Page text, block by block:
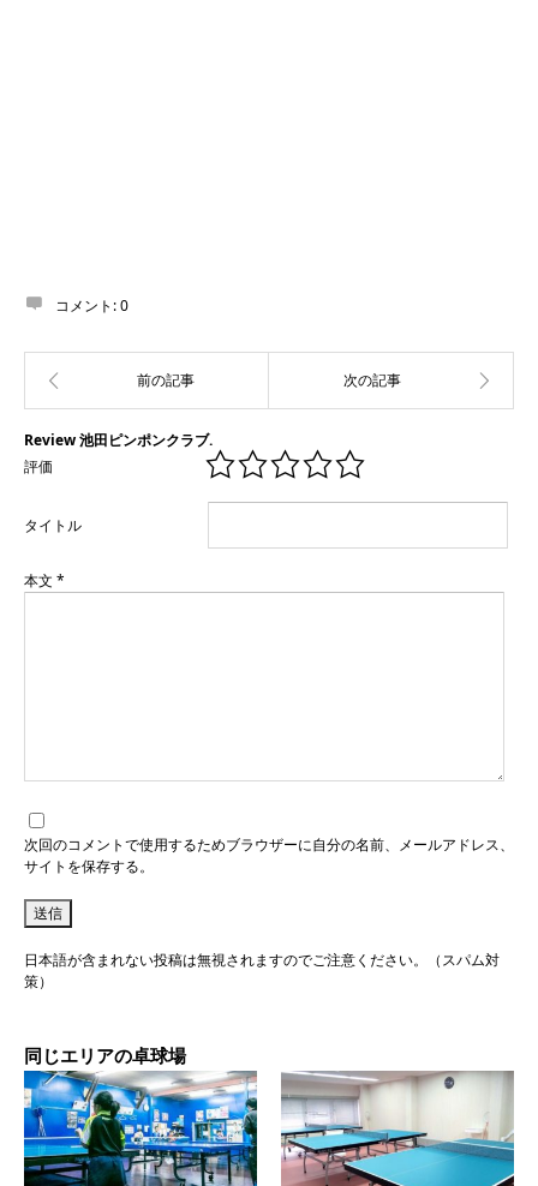
コメント:0
Review 池田ピンポンクラブ.
評価
タイトル
本文 *
次回のコメントで使用するためブラウザーに自分の名前、メールアドレス、
サイトを保存する。
日本語が含まれない投稿は無視されますのでご注意ください。（スパム対
策）
同じエリアの卓球場